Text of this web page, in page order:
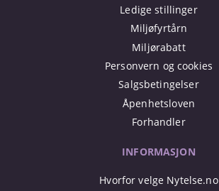
Ledige stillinger
Miljøfyrtårn
Miljørabatt
Personvern og cookies
Salgsbetingelser
Åpenhetsloven
Forhandler
INFORMASJON
Hvorfor velge Nytelse.no